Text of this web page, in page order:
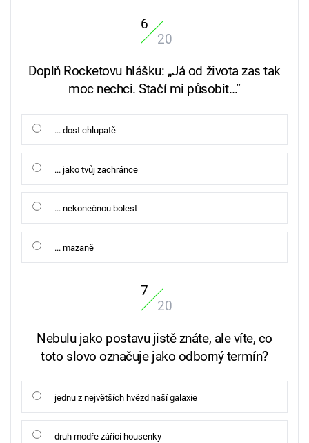
6
20
Doplň Rocketovu hlášku: „Já od života zas tak
moc nechci. Stačí mi působit…“
... dost chlupatě
... jako tvůj zachránce
... nekonečnou bolest
... mazaně
7
20
Nebulu jako postavu jistě znáte, ale víte, co
toto slovo označuje jako odborný termín?
jednu z největších hvězd naší galaxie
druh modře zářící housenky